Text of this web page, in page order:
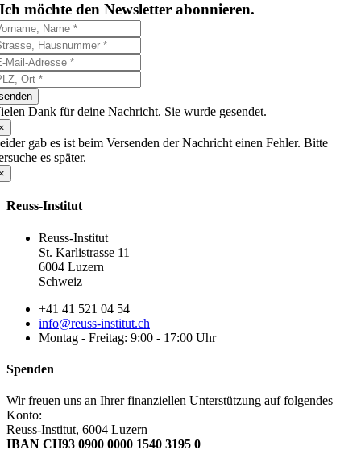
Ich möchte den Newsletter abonnieren.
Dank für deine Nachricht. Sie wurde gesendet.
gab es ist beim Versenden der Nachricht einen Fehler. Bitte
es später.
Reuss-Institut
Reuss-Institut
St. Karlistrasse 11
6004 Luzern
Schweiz
+41 41 521 04 54
info@reuss-institut.ch
Montag - Freitag: 9:00 - 17:00 Uhr
Spenden
Wir freuen uns an Ihrer finanziellen Unterstützung auf folgendes
Konto:
Reuss-Institut, 6004 Luzern
IBAN CH93 0900 0000 1540 3195 0